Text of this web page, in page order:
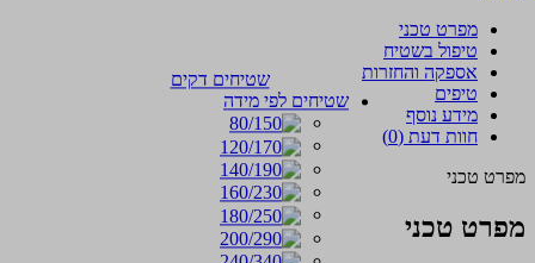
שטיחים דקים
שטיחים לפי מידה
מפרט טכני
טיפול בשטיח
אספקה והחזרות
טיפים
מידע נוסף
חוות דעת (0)
מפרט טכני
מפרט טכני